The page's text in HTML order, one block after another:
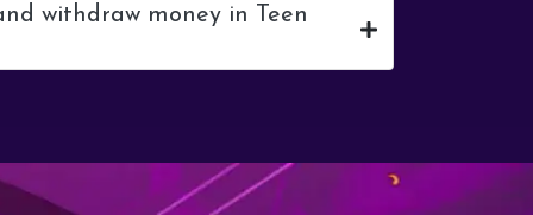
withdraw money in Teen